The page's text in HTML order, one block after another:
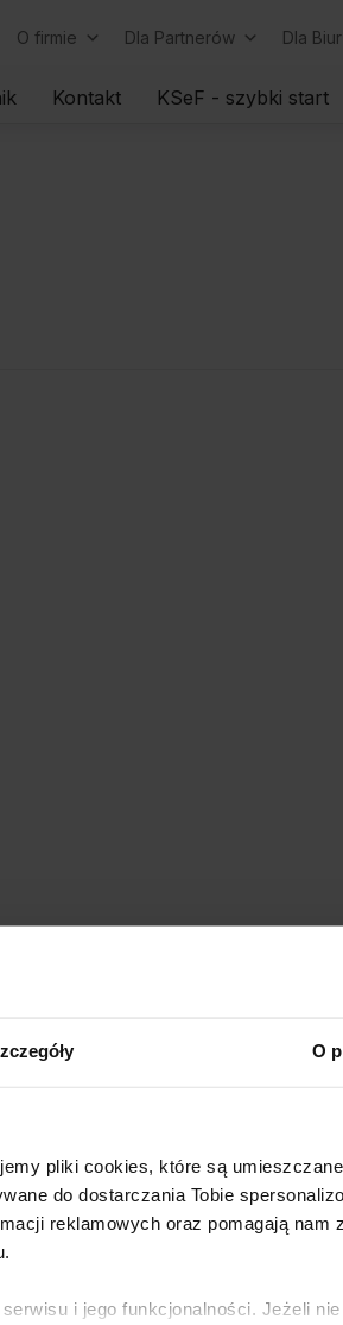
O
pliki cookies, które są
do dostarczania Tobie
reklamowych oraz pomagają nam
i jego funkcjonalności. Jeżeli
O firmie Dla Partnerów Dla
to
Kontakt KSeF - szybki start